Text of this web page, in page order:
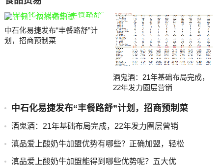
中石化易捷发布“丰餐路舒”计
划，招商预制菜
酒鬼酒：21年基础布局完成，
22年发力圈层营销
中石化易捷发布“丰餐路舒”计划，招商预制菜
酒鬼酒：21年基础布局完成，22年发力圈层营销
滇品爱上酸奶牛加盟优势有哪些？正确加盟，轻松
滇品爱上酸奶牛加盟能得到哪些优势呢？五大优